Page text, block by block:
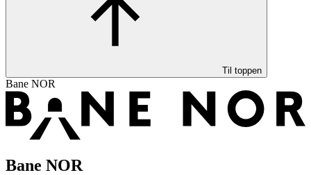
Til toppen
Bane NOR
Bane NOR